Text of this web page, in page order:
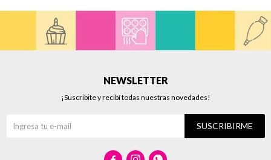
NEWSLETTER
¡Suscribite y recibí todas nuestras novedades!
SUSCRIBIRME